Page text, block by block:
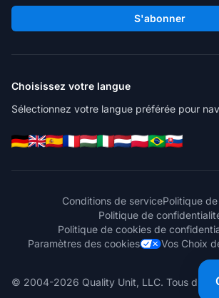
S'abonner
Choisissez votre langue
Sélectionnez votre langue préférée pour
Conditions de servicePolitique
Politique de
Politique de cookies de
Paramètres des cookies
Vos Choix
© 2004-2026 Quality Unit, LLC. Tous droits